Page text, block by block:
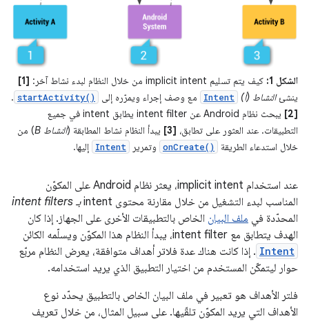
الشكل 1: كيف يتم تسليم implicit intent من خلال النظام لبدء نشاط آخر:
[1]
ينشئالنشاط (أ) Intent مع وصف إجراء ويمرّره إلى startActivity()
.
[2]
يبحث نظام Android عن intent filter يطابق intent في جميع
التطبيقات. عند العثور على تطابق، [3] يبدأ النظام نشاط المطابقة (النشاط B
) من
خلال استدعاء الطريقة
onCreate() وتمرير Intent إليها.
عند استخدام implicit intent، يعثر نظام Android على المكوّن
المناسب لبدء التشغيل من خلال مقارنة محتوى intent
بـ intent filters
المحدّدة في ملف البيان الخاص بالتطبيقات الأخرى على الجهاز. إذا كان
الهدف يتطابق مع intent filter، يبدأ النظام هذا المكوّن ويسلّمه الكائن
Intent . إذا كانت هناك عدة فلاتر أهداف متوافقة، يعرض النظام مربّع
حوار ليتمكّن المستخدم من اختيار التطبيق الذي يريد استخدامه.
فلتر الأهداف هو تعبير في ملف البيان الخاص بالتطبيق يحدّد نوع
الأهداف التي يريد المكوّن تلقّيها. على سبيل المثال، من خلال تعريف